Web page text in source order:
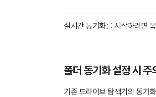
실시간 동기화를 시작하려면
폴더 동기화 설정 시 주
기존 드라이브 탐색기의 동기